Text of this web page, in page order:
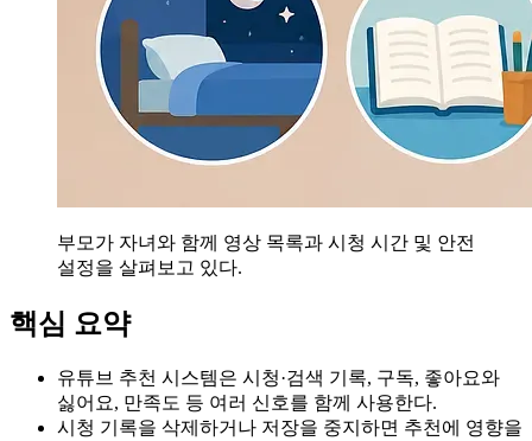
부모가 자녀와 함께 영상 목록과 시청 시간 및 안전
설정을 살펴보고 있다.
핵심 요약
유튜브 추천 시스템은 시청·검색 기록, 구독, 좋아요와
싫어요, 만족도 등 여러 신호를 함께 사용한다.
시청 기록을 삭제하거나 저장을 중지하면 추천에 영향을